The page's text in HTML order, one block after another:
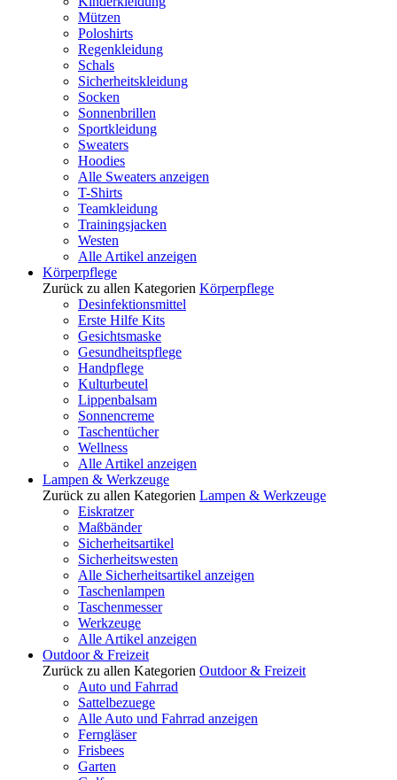
Mützen
Poloshirts
Regenkleidung
Schals
Sicherheitskleidung
Socken
Sonnenbrillen
Sportkleidung
Sweaters
Hoodies
Alle Sweaters anzeigen
T-Shirts
Teamkleidung
Trainingsjacken
Westen
Alle Artikel anzeigen
Körperpflege
Zurück zu allen Kategorien Körperpflege
Desinfektionsmittel
Erste Hilfe Kits
Gesichtsmaske
Gesundheitspflege
Handpflege
Kulturbeutel
Lippenbalsam
Sonnencreme
Taschentücher
Wellness
Alle Artikel anzeigen
Lampen & Werkzeuge
Zurück zu allen Kategorien Lampen & Werkzeuge
Eiskratzer
Maßbänder
Sicherheitsartikel
Sicherheitswesten
Alle Sicherheitsartikel anzeigen
Taschenlampen
Taschenmesser
Werkzeuge
Alle Artikel anzeigen
Outdoor & Freizeit
Zurück zu allen Kategorien Outdoor & Freizeit
Auto und Fahrrad
Sattelbezuege
Alle Auto und Fahrrad anzeigen
Ferngläser
Frisbees
Garten